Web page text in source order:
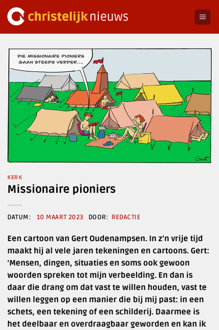
naar
KERK
Missionaire pioniers
10 MAART 2023 REDACTIE
Een cartoon van Gert Oudenampsen. In z’n vrije tijd
maakt hij al vele jaren tekeningen en cartoons. Gert:
‘Mensen, dingen, situaties en soms ook gewoon
woorden spreken tot mijn verbeelding. En dan is
daar die drang om dat vast te willen houden, vast te
willen leggen op een manier die bij mij past: in een
schets, een tekening of een schilderij. Daarmee is
het deelbaar en overdraagbaar geworden en kan ik